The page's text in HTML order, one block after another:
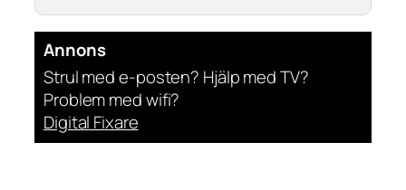
Annons
Strul med e-posten? Hjälp med TV?
Problem med wifi?
Digital Fixare